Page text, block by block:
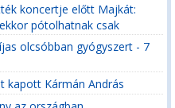
koncertje előtt Majkát:
pótolhatnak csak
olcsóbban gyógyszert - 7
kapott Kármán András